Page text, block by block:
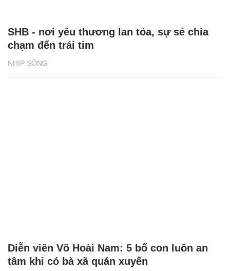
NHỊP SỐNG
SHB - nơi yêu thương lan tỏa, sự sẻ chia
chạm đến trái tim
Diễn viên Võ Hoài Nam: 5 bố con luôn an
tâm khi có bà xã quán xuyến